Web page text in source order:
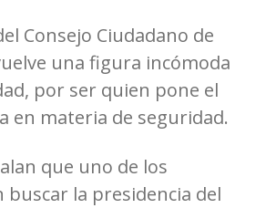
Consejo Ciudadano de
una figura incómoda
por ser quien pone el
en materia de seguridad.
que uno de los
buscar la presidencia del